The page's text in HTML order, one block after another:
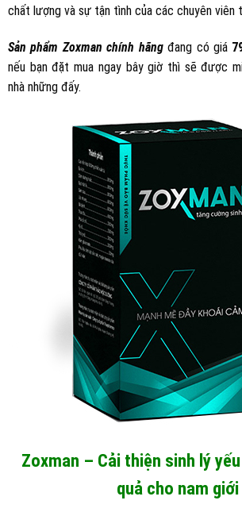
chất lượng và sự tận tình của các chuyên viên
Sản phẩm Zoxman chính hãngđang có giá
nếu bạn đặt mua ngay bây giờ thì sẽ được
nhà những đấy.
Zoxman – Cải thiện sinh lý
quả cho nam giới